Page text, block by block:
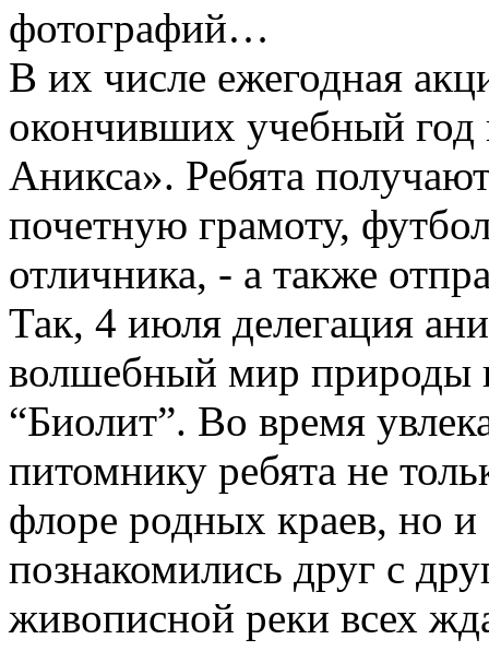
фотографий…
В их числе ежегодная
окончивших учебный
Аникса». Ребята
почетную грамоту,
отличника, - а также
Так, 4 июля делегация
волшебный мир природы
“Биолит”. Во время
питомнику ребята не
флоре родных краев, но и
познакомились друг с
живописной реки всех